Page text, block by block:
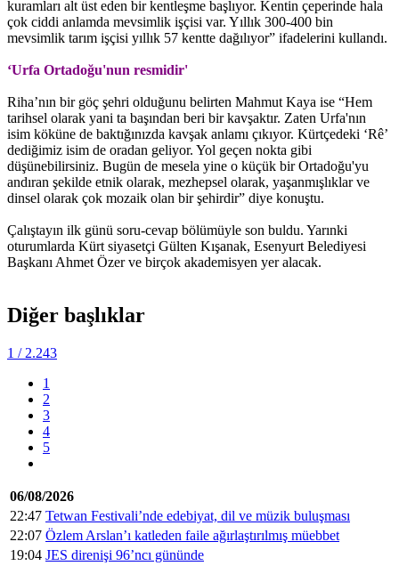
kuramları alt üst eden bir kentleşme başlıyor. Kentin çeperinde hala
çok ciddi anlamda mevsimlik işçisi var. Yıllık 300-400 bin
mevsimlik tarım işçisi yıllık 57 kentte dağılıyor” ifadelerini kullandı.
‘Urfa Ortadoğu'nun resmidir'
Riha’nın bir göç şehri olduğunu belirten Mahmut Kaya ise “Hem
tarihsel olarak yani ta başından beri bir kavşaktır. Zaten Urfa'nın
isim köküne de baktığınızda kavşak anlamı çıkıyor. Kürtçedeki ‘Rê’
dediğimiz isim de oradan geliyor. Yol geçen nokta gibi
düşünebilirsiniz. Bugün de mesela yine o küçük bir Ortadoğu'yu
andıran şekilde etnik olarak, mezhepsel olarak, yaşanmışlıklar ve
dinsel olarak çok mozaik olan bir şehirdir” diye konuştu.
Çalıştayın ilk günü soru-cevap bölümüyle son buldu. Yarınki
oturumlarda Kürt siyasetçi Gülten Kışanak, Esenyurt Belediyesi
Başkanı Ahmet Özer ve birçok akademisyen yer alacak.
Diğer başlıklar
1 / 2.243
1
2
3
4
5
06/08/2026
22:47 Tetwan Festivali’nde edebiyat, dil ve müzik buluşması
22:07 Özlem Arslan’ı katleden faile ağırlaştırılmış müebbet
19:04 JES direnişi 96’ncı gününde